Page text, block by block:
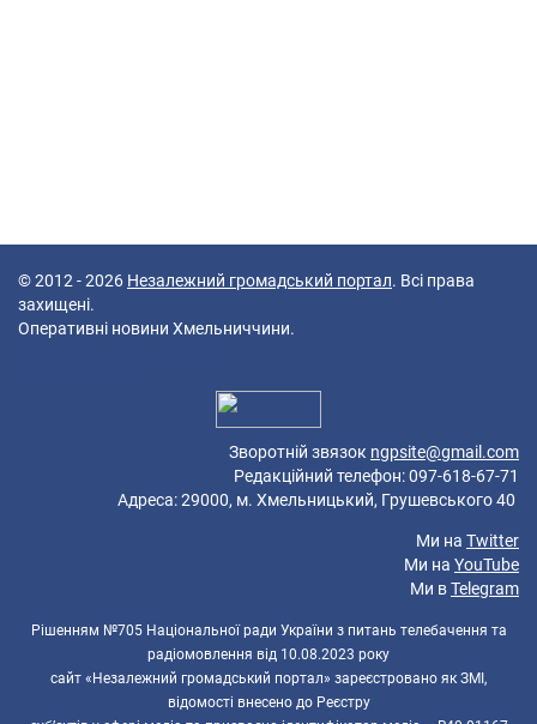
© 2012 - 2026 Незалежний громадський портал. Всі права
захищені.
Оперативні новини Хмельниччини.
Зворотній звязок ngpsite@gmail.com
Редакційний телефон: 097-618-67-71
Адреса: 29000, м. Хмельницький, Грушевського 40
Ми на Twitter
Ми на YouTube
Ми вTelegram
Рішенням №705 Національної ради України з питань телебачення та
радіомовлення від 10.08.2023 року
сайт «Незалежний громадський портал» зареєстровано як ЗМІ,
відомості внесено до Реєстру